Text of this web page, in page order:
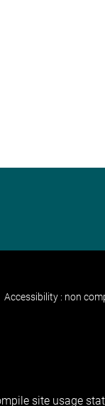
Accessibility : non
site usage